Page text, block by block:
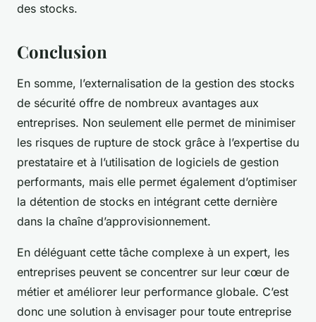
des stocks.
Conclusion
En somme, l’externalisation de la gestion des stocks
de sécurité offre de nombreux avantages aux
entreprises. Non seulement elle permet de minimiser
les risques de rupture de stock grâce à l’expertise du
prestataire et à l’utilisation de logiciels de gestion
performants, mais elle permet également d’optimiser
la détention de stocks en intégrant cette dernière
dans la chaîne d’approvisionnement.
En déléguant cette tâche complexe à un expert, les
entreprises peuvent se concentrer sur leur cœur de
métier et améliorer leur performance globale. C’est
donc une solution à envisager pour toute entreprise